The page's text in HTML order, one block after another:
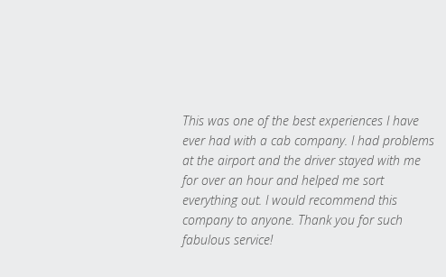
This was one of the best experiences I have
ever had with a cab company. I had problems
at the airport and the driver stayed with me
for over an hour and helped me sort
everything out. I would recommend this
company to anyone. Thank you for such
fabulous service!